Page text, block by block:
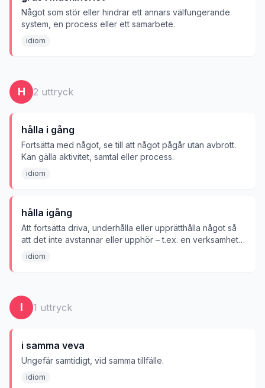
Något som stör eller hindrar ett annars välfungerande
system, en process eller ett samarbete.
idiom
H 2 uttryck
hålla i gång
Fortsätta med något, se till att något pågår utan avbrott.
Kan gälla aktivitet, samtal eller process.
idiom
hålla igång
Att fortsätta driva, underhålla eller upprätthålla något så
att det inte avstannar eller upphör – t.ex. en verksamhet,
en aktivitet eller sin egen kondition.
idiom
I 1 uttryck
i samma veva
Ungefär samtidigt, vid samma tillfälle.
idiom